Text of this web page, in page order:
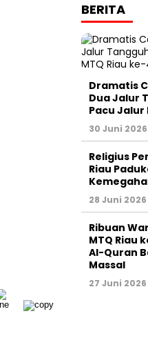
BERITA
Dramatis
Dua Jalur
Pacu Jalur
30 Juni
Religius
Riau
28 Juni 2026
Ribuan
MTQ Riau
Al-Quran
Massal
27 Juni 2026